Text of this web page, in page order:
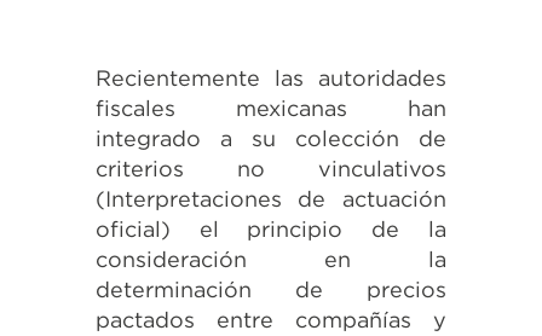
Recientemente las autoridades
fiscales mexicanas han
integrado a su colección de
criterios no vinculativos
(Interpretaciones de actuación
oficial) el principio de la
consideración en la
determinación de precios
pactados entre compañías y